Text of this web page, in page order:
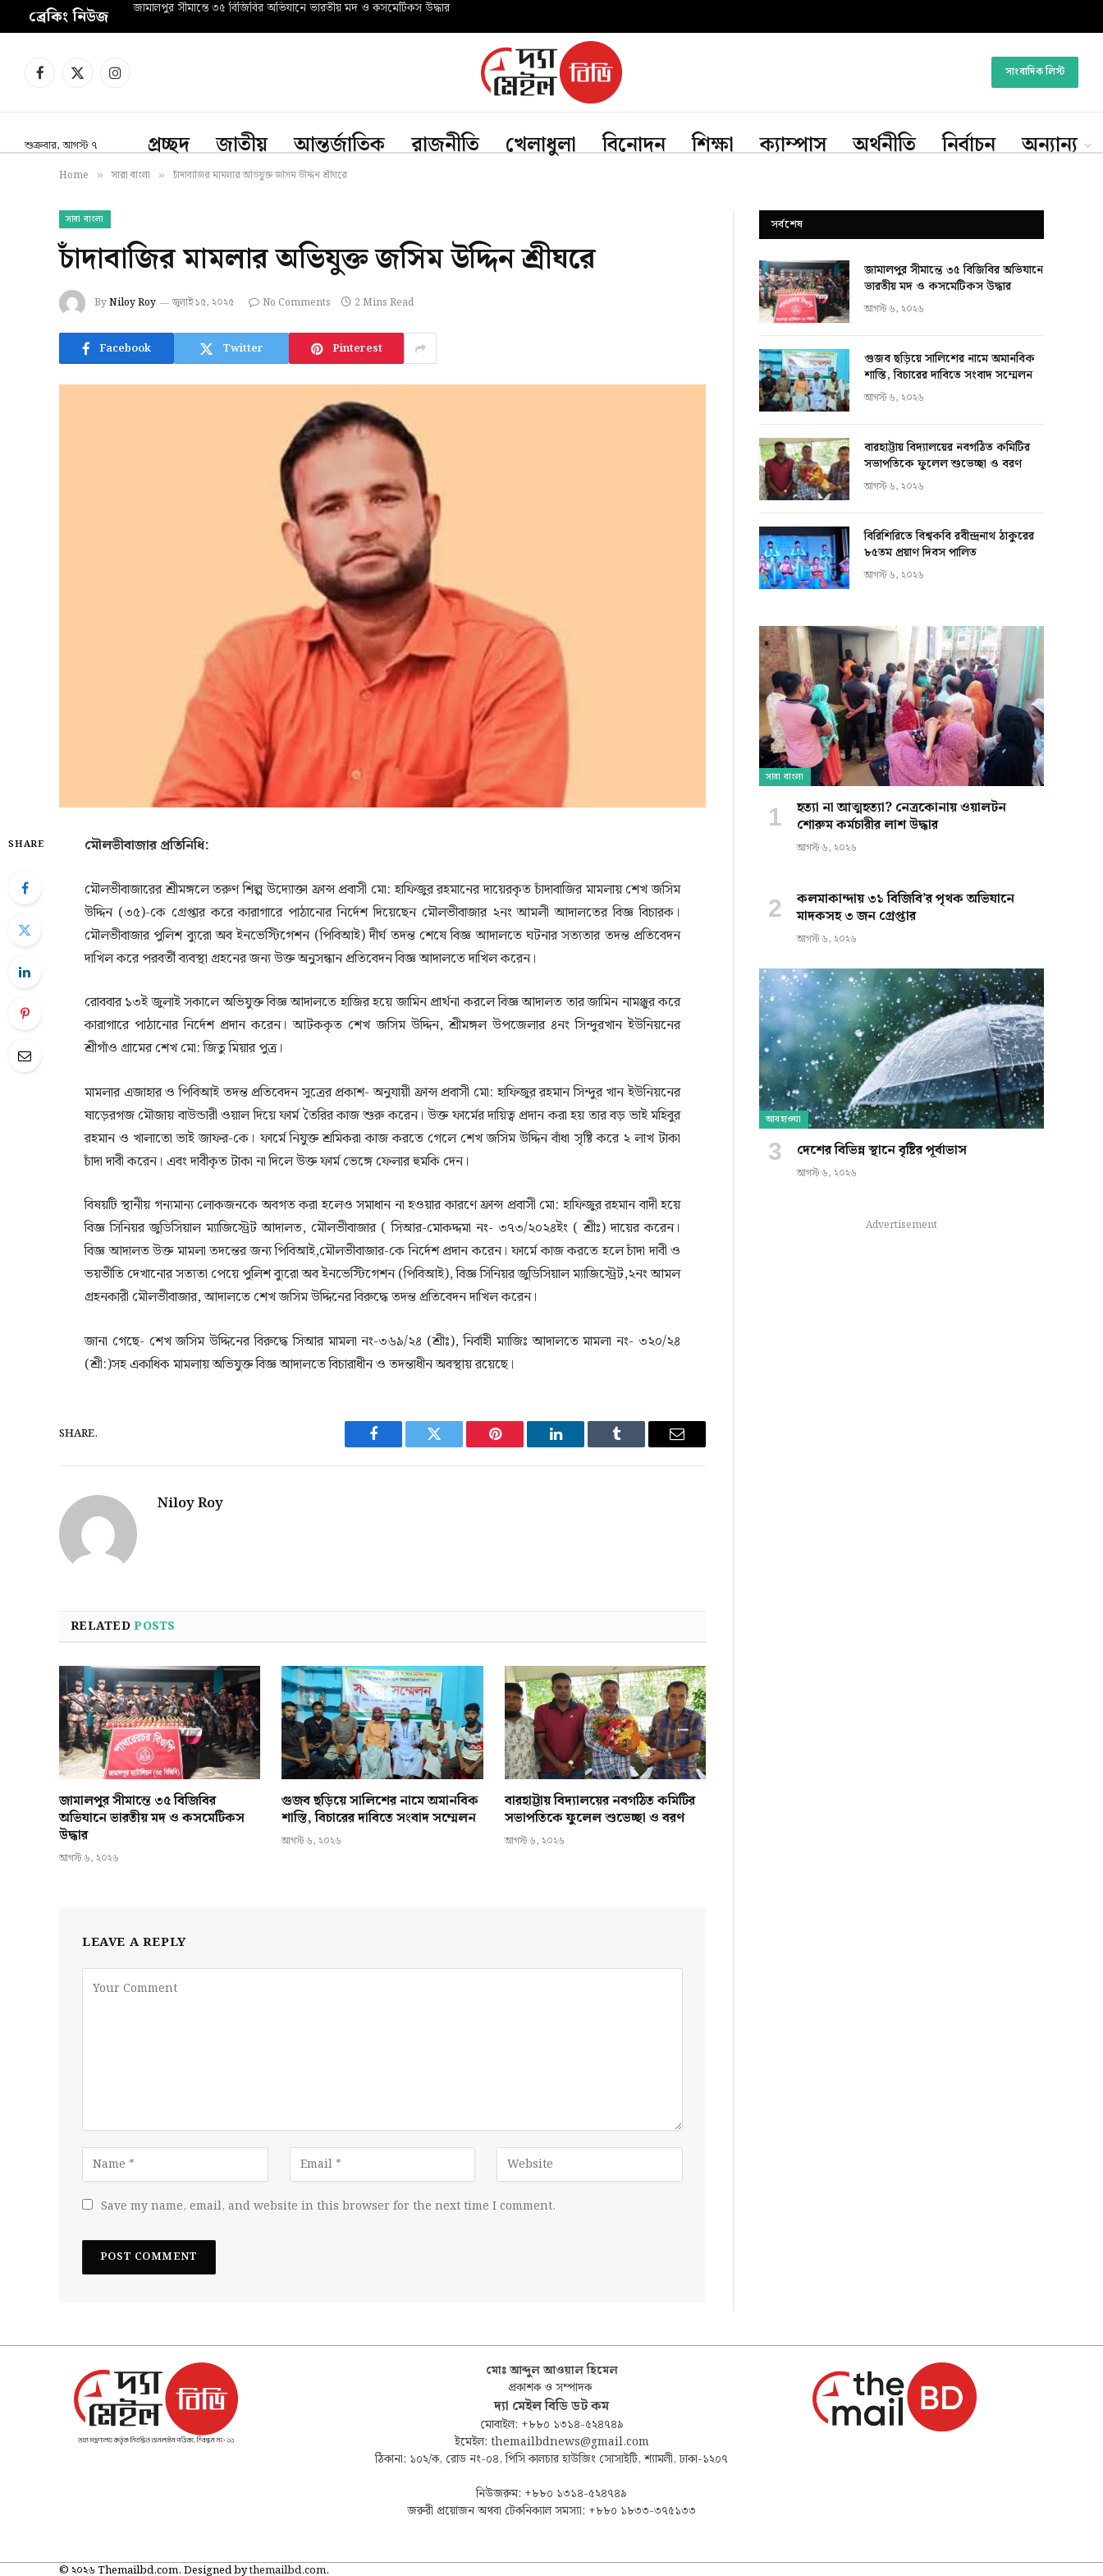
ব্রেকিং নিউজ জামালপুর সীমান্তে ৩৫ বিজিবির অভিযানে ভারতীয় মদ ও কসমেটিকস উদ্ধার
Facebook
X
Instagram সাংবাদিক লিস্ট
শুক্রবার, আগস্ট ৭ প্রচ্ছদ জাতীয় আন্তর্জাতিক রাজনীতি খেলাধুলা বিনোদন শিক্ষা ক্যাম্পাস অর্থনীতি নির্বাচন অন্যান্য
Home » সারা বাংলা » চাঁদাবাজির মামলার অভিযুক্ত জসিম উদ্দিন শ্রীঘরে
সারা বাংলা
চাঁদাবাজির মামলার অভিযুক্ত জসিম উদ্দিন শ্রীঘরে
ByNiloy Roy জুলাই ১৫, ২০২৫ No Comments 2 Mins Read
Facebook Twitter Pinterest
SHARE মৌলভীবাজার প্রতিনিধি:
মৌলভীবাজারের শ্রীমঙ্গলে তরুণ শিল্প উদ্যোক্তা ফ্রান্স প্রবাসী মো: হাফিজুর রহমানের দায়েরকৃত চাঁদাবাজির মামলায় শেখ জসিম
উদ্দিন (৩৫)-কে গ্রেপ্তার করে কারাগারে পাঠানোর নির্দেশ দিয়েছেন মৌলভীবাজার ২নং আমলী আদালতের বিজ্ঞ বিচারক।
মৌলভীবাজার পুলিশ ব্যুরো অব ইনভেস্টিগেশন (পিবিআই) দীর্ঘ তদন্ত শেষে বিজ্ঞ আদালতে ঘটনার সত্যতার তদন্ত প্রতিবেদন
দাখিল করে পরবর্তী ব্যবস্থা গ্রহনের জন্য উক্ত অনুসন্ধান প্রতিবেদন বিজ্ঞ আদালতে দাখিল করেন।
রোববার ১৩ই জুলাই সকালে অভিযুক্ত বিজ্ঞ আদালতে হাজির হয়ে জামিন প্রার্থনা করলে বিজ্ঞ আদালত তার জামিন নামঞ্জুর করে
কারাগারে পাঠানোর নির্দেশ প্রদান করেন। আটককৃত শেখ জসিম উদ্দিন, শ্রীমঙ্গল উপজেলার ৪নং সিন্দুরখান ইউনিয়নের
শ্রীগাঁও গ্রামের শেখ মো: জিতু মিয়ার পুত্র।
মামলার এজাহার ও পিবিআই তদন্ত প্রতিবেদন সুত্রের প্রকাশ- অনুযায়ী ফ্রান্স প্রবাসী মো: হাফিজুর রহমান সিন্দুর খান ইউনিয়নের
ষাড়েরগজ মৌজায় বাউন্ডারী ওয়াল দিয়ে ফার্ম তৈরির কাজ শুরু করেন। উক্ত ফার্মের দায়িত্ব প্রদান করা হয় তার বড় ভাই মহিবুর
রহমান ও খালাতো ভাই জাফর-কে। ফার্মে নিযুক্ত শ্রমিকরা কাজ করতে গেলে শেখ জসিম উদ্দিন বাঁধা সৃষ্টি করে ২ লাখ টাকা
চাঁদা দাবী করেন। এবং দাবীকৃত টাকা না দিলে উক্ত ফার্ম ভেঙ্গে ফেলার হুমকি দেন।
বিষয়টি স্থানীয় গন্যমান্য লোকজনকে অবগত করা হলেও সমাধান না হওয়ার কারণে ফ্রান্স প্রবাসী মো: হাফিজুর রহমান বাদী হয়ে
বিজ্ঞ সিনিয়র জুডিসিয়াল ম্যাজিস্ট্রেট আদালত, মৌলভীবাজার ( সিআর-মোকদ্দমা নং- ৩৭৩/২০২৪ইং ( শ্রীঃ) দায়ের করেন।
বিজ্ঞ আদালত উক্ত মামলা তদন্তের জন্য পিবিআই,মৌলভীবাজার-কে নির্দেশ প্রদান করেন। ফার্মে কাজ করতে হলে চাঁদা দাবী ও
ভয়ভীতি দেখানোর সত্যতা পেয়ে পুলিশ ব্যুরো অব ইনভেস্টিগেশন (পিবিআই), বিজ্ঞ সিনিয়র জুডিসিয়াল ম্যাজিস্ট্রেট,২নং আমল
গ্রহনকারী মৌলভীবাজার, আদালতে শেখ জসিম উদ্দিনের বিরুদ্ধে তদন্ত প্রতিবেদন দাখিল করেন।
জানা গেছে- শেখ জসিম উদ্দিনের বিরুদ্ধে সিআর মামলা নং-৩৬৯/২৪ (শ্রীঃ), নির্বাহী ম্যাজিঃ আদালতে মামলা নং- ৩২০/২৪
(শ্রী:)সহ একাধিক মামলায় অভিযুক্ত বিজ্ঞ আদালতে বিচারাধীন ও তদন্তাধীন অবস্থায় রয়েছে।
SHARE.
Facebook Twitter Pinterest LinkedIn Tumblr Email
Niloy Roy
RELATEDPOSTS
জামালপুর সীমান্তে ৩৫ বিজিবির
অভিযানে ভারতীয় মদ ও কসমেটিকস
উদ্ধার
আগস্ট ৬, ২০২৬
গুজব ছড়িয়ে সালিশের নামে অমানবিক
শাস্তি, বিচারের দাবিতে সংবাদ সম্মেলন
আগস্ট ৬, ২০২৬
বারহাট্টায় বিদ্যালয়ের নবগঠিত কমিটির
সভাপতিকে ফুলেল শুভেচ্ছা ও বরণ
আগস্ট ৬, ২০২৬
LEAVE A REPLY
Save my name, email, and website in this browser for the next time I comment.
সর্বশেষ
জামালপুর সীমান্তে ৩৫ বিজিবির অভিযানে
ভারতীয় মদ ও কসমেটিকস উদ্ধার
আগস্ট ৬, ২০২৬
গুজব ছড়িয়ে সালিশের নামে অমানবিক
শাস্তি, বিচারের দাবিতে সংবাদ সম্মেলন
আগস্ট ৬, ২০২৬
বারহাট্টায় বিদ্যালয়ের নবগঠিত কমিটির
সভাপতিকে ফুলেল শুভেচ্ছা ও বরণ
আগস্ট ৬, ২০২৬
বিরিশিরিতে বিশ্বকবি রবীন্দ্রনাথ ঠাকুরের
৮৫তম প্রয়াণ দিবস পালিত
আগস্ট ৬, ২০২৬
সারা বাংলা
হত্যা না আত্মহত্যা? নেত্রকোনায় ওয়ালটন
শোরুম কর্মচারীর লাশ উদ্ধার
আগস্ট ৬, ২০২৬
কলমাকান্দায় ৩১ বিজিবি’র পৃথক অভিযানে
মাদকসহ ৩ জন গ্রেপ্তার
আগস্ট ৬, ২০২৬
আবহাওয়া
দেশের বিভিন্ন স্থানে বৃষ্টির পূর্বাভাস
আগস্ট ৬, ২০২৬
Advertisement
মোঃ আব্দুল আওয়াল হিমেল
প্রকাশক ও সম্পাদক
দ্যা মেইল বিডি ডট কম
মোবাইল: +৮৮০ ১৩১৪-৫২৪৭৪৯
ইমেইল: themailbdnews@gmail.com
ঠিকানা: ১০২/ক, রোড নং-০৪, পিসি কালচার হাউজিং সোসাইটি, শ্যামলী, ঢাকা-১২০৭
নিউজরুম: +৮৮০ ১৩১৪-৫২৪৭৪৯
জরুরী প্রয়োজন অথবা টেকনিক্যাল সমস্যা: +৮৮০ ১৮৩৩-৩৭৫১৩৩
© ২০২৬ Themailbd.com. Designed bythemailbd.com.